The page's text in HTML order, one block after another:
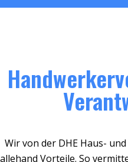
Wir von der DHE Haus-
allehand Vorteile. So